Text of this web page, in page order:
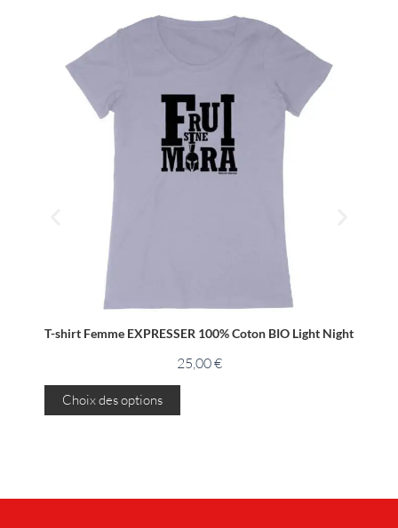
T-shirt Femme EXPRESSER 100% Coton BIO Light Night
25,00€
Choix des options
e
d